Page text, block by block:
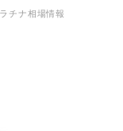
チナ相場情報